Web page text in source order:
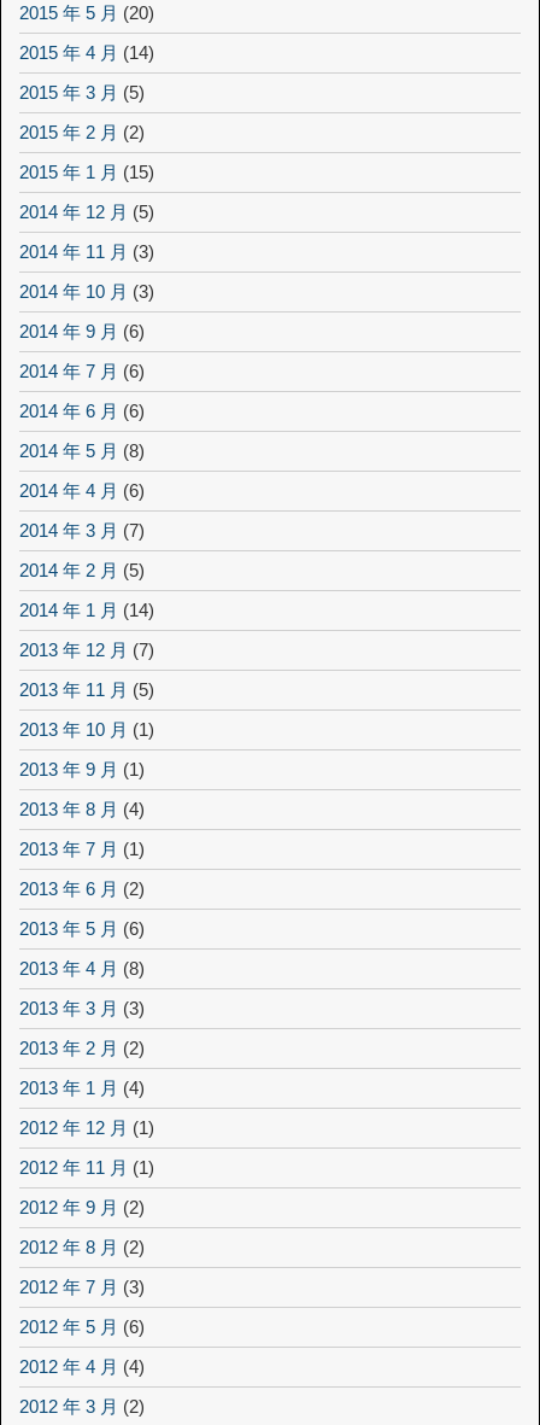
2015 年 5 月 (20)
2015 年 4 月 (14)
2015 年 3 月 (5)
2015 年 2 月 (2)
2015 年 1 月 (15)
2014 年 12 月 (5)
2014 年 11 月 (3)
2014 年 10 月 (3)
2014 年 9 月 (6)
2014 年 7 月 (6)
2014 年 6 月 (6)
2014 年 5 月 (8)
2014 年 4 月 (6)
2014 年 3 月 (7)
2014 年 2 月 (5)
2014 年 1 月 (14)
2013 年 12 月 (7)
2013 年 11 月 (5)
2013 年 10 月 (1)
2013 年 9 月 (1)
2013 年 8 月 (4)
2013 年 7 月 (1)
2013 年 6 月 (2)
2013 年 5 月 (6)
2013 年 4 月 (8)
2013 年 3 月 (3)
2013 年 2 月 (2)
2013 年 1 月 (4)
2012 年 12 月 (1)
2012 年 11 月 (1)
2012 年 9 月 (2)
2012 年 8 月 (2)
2012 年 7 月 (3)
2012 年 5 月 (6)
2012 年 4 月 (4)
2012 年 3 月 (2)